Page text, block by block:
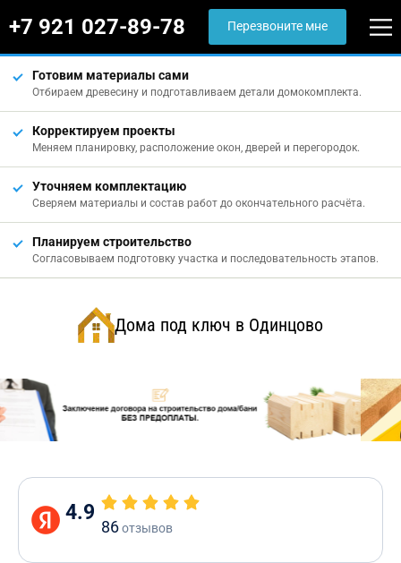
+7 921 027-89-78 Перезвоните мне
Готовим материалы сами
Отбираем древесину и подготавливаем детали домокомплекта.
Корректируем проекты
Меняем планировку, расположение окон, дверей и перегородок.
Уточняем комплектацию
Сверяем материалы и состав работ до окончательного расчёта.
Планируем строительство
Согласовываем подготовку участка и последовательность этапов.
Дома под ключ в Одинцово
4.9
86отзывов